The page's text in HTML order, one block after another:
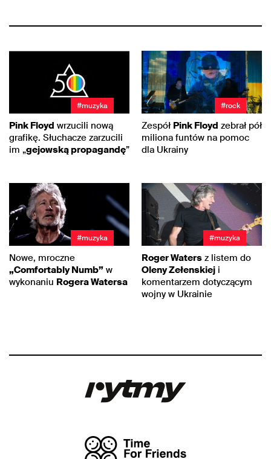
#muzyka
Pink Floyd wrzucili nową
grafikę. Słuchacze zarzucili
im „gejowską propagandę”
#rock
Zespół Pink Floyd zebrał pół
miliona funtów na pomoc
dla Ukrainy
#muzyka
Nowe, mroczne
„Comfortably Numb” w
wykonaniu Rogera Watersa
#muzyka
Roger Waters z listem do
Oleny Zełenskiej i
komentarzem dotyczącym
wojny w Ukrainie